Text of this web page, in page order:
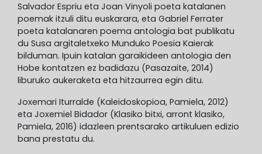
Salvador Espriu eta Joan Vinyoli poeta katalanen
poemak itzuli ditu euskarara, eta Gabriel Ferrater
poeta katalanaren poema antologia bat publikatu
du Susa argitaletxeko Munduko Poesia Kaierak
bilduman. Ipuin katalan garaikideen antologia den
Hobe kontatzen ez badidazu (Pasazaite, 2014)
liburuko aukeraketa eta hitzaurrea egin ditu.
Joxemari Iturralde (Kaleidoskopioa, Pamiela, 2012)
eta Joxemiel Bidador (Klasiko bitxi, arront klasiko,
Pamiela, 2016) idazleen prentsarako artikuluen edizio
bana prestatu du.